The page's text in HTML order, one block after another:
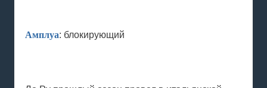
Амплуа: блокирующий